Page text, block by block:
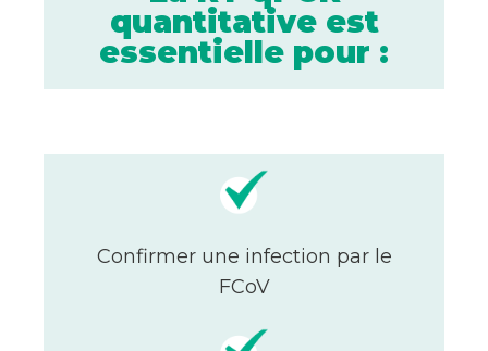
quantitative est
essentielle pour :
Confirmer une infection par le
FCoV